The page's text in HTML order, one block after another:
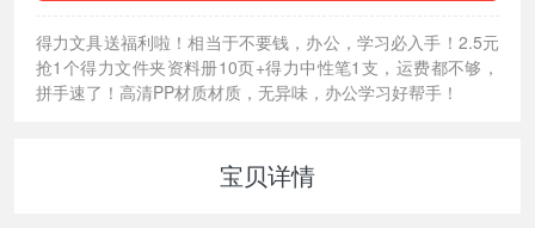
得力文具送福利啦！相当于不要钱，办公，学习必入手！2.5元
抢1个得力文件夹资料册10页+得力中性笔1支，运费都不够，
拼手速了！高清PP材质材质，无异味，办公学习好帮手！
宝贝详情